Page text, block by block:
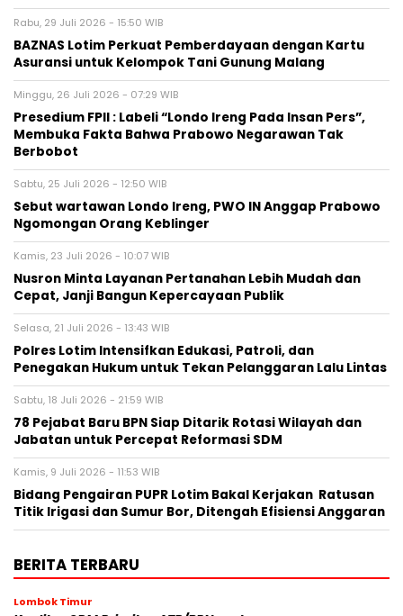
Rabu, 29 Juli 2026 - 15:50 WIB
BAZNAS Lotim Perkuat Pemberdayaan dengan Kartu
Asuransi untuk Kelompok Tani Gunung Malang
Minggu, 26 Juli 2026 - 07:29 WIB
Presedium FPII : Labeli “Londo Ireng Pada Insan Pers”,
Membuka Fakta Bahwa Prabowo Negarawan Tak
Berbobot
Sabtu, 25 Juli 2026 - 12:50 WIB
Sebut wartawan Londo Ireng, PWO IN Anggap Prabowo
Ngomongan Orang Keblinger
Kamis, 23 Juli 2026 - 10:07 WIB
Nusron Minta Layanan Pertanahan Lebih Mudah dan
Cepat, Janji Bangun Kepercayaan Publik
Selasa, 21 Juli 2026 - 13:43 WIB
Polres Lotim Intensifkan Edukasi, Patroli, dan
Penegakan Hukum untuk Tekan Pelanggaran Lalu Lintas
Sabtu, 18 Juli 2026 - 21:59 WIB
78 Pejabat Baru BPN Siap Ditarik Rotasi Wilayah dan
Jabatan untuk Percepat Reformasi SDM
Kamis, 9 Juli 2026 - 11:53 WIB
Bidang Pengairan PUPR Lotim Bakal Kerjakan Ratusan
Titik Irigasi dan Sumur Bor, Ditengah Efisiensi Anggaran
BERITA TERBARU
Lombok Timur